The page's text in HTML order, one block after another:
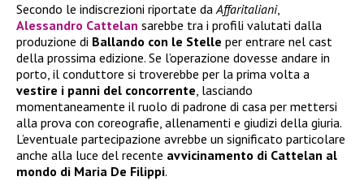
Secondo le indiscrezioni riportate daAffaritaliani,
Alessandro Cattelan sarebbe tra i profili valutati dalla
produzione di Ballando con le Stelle per entrare nel cast
della prossima edizione. Se l’operazione dovesse andare in
porto, il conduttore si troverebbe per la prima volta a
vestire i panni del concorrente, lasciando
momentaneamente il ruolo di padrone di casa per mettersi
alla prova con coreografie, allenamenti e giudizi della giuria.
L’eventuale partecipazione avrebbe un significato particolare
anche alla luce del recente avvicinamento di Cattelan al
mondo di Maria De Filippi.